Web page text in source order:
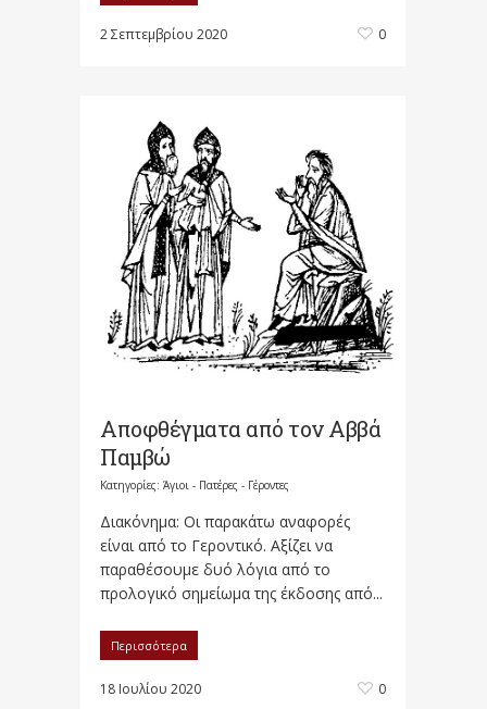
2 Σεπτεμβρίου 2020 0
Αποφθέγματα από τον Αββά
Παμβώ
Κατηγορίες: Άγιοι - Πατέρες - Γέροντες
Διακόνημα: Οι παρακάτω αναφορές
είναι από το Γεροντικό. Αξίζει να
παραθέσουμε δυό λόγια από το
προλογικό σημείωμα της έκδοσης από...
Περισσότερα
18 Ιουλίου 2020 0